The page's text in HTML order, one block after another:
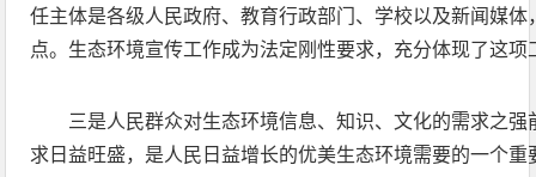
任主体是各级人民政府、教育行政部门、学校以及新闻媒
点。生态环境宣传工作成为法定刚性要求，充分体现了这
三是人民群众对生态环境信息、知识、文化的需求之
求日益旺盛，是人民日益增长的优美生态环境需要的一个